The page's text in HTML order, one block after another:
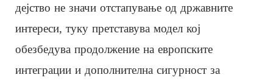
дејство не значи отстапување од државните
интереси, туку претставува модел кој
обезбедува продолжение на европските
интеграции и дополнителна сигурност за